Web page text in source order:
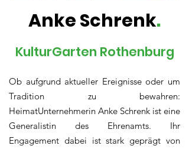
Anke Schrenk.
KulturGarten Rothenburg
Ob aufgrund aktueller Ereignisse oder um
Tradition zu bewahren:
HeimatUnternehmerin Anke Schrenk ist eine
Generalistin des Ehrenamts. Ihr
Engagement dabei ist stark geprägt von